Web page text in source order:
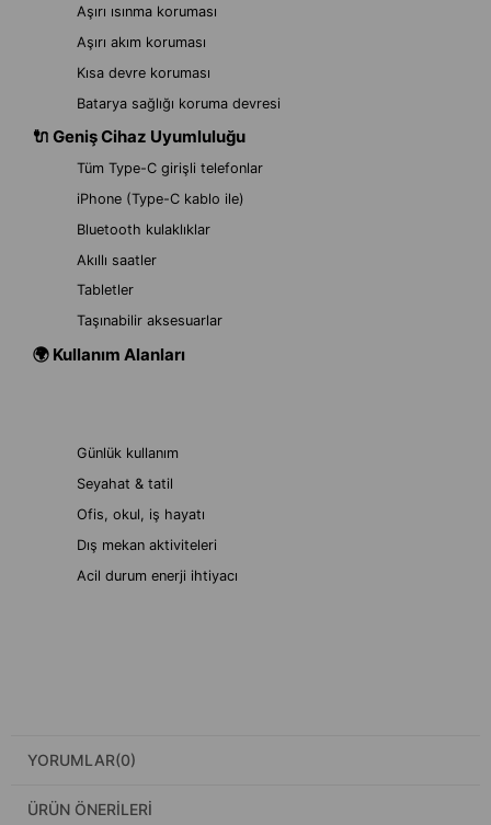
Aşırı ısınma koruması
Aşırı akım koruması
Kısa devre koruması
Batarya sağlığı koruma devresi
🔌 Geniş Cihaz Uyumluluğu
Tüm Type-C girişli telefonlar
iPhone (Type-C kablo ile)
Bluetooth kulaklıklar
Akıllı saatler
Tabletler
Taşınabilir aksesuarlar
🌍 Kullanım Alanları
Günlük kullanım
Seyahat & tatil
Ofis, okul, iş hayatı
Dış mekan aktiviteleri
Acil durum enerji ihtiyacı
YORUMLAR(0)
ÜRÜN ÖNERILERI